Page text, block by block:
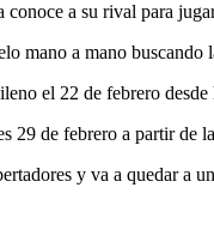
a su rival para
mano a mano buscando
el 22 de febrero
29 de febrero a partir
y va a quedar a